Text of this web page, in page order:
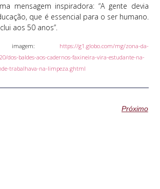
mensagem inspiradora: “A gente devia
que é essencial para o ser humano.
aos 50 anos”.
https://g1.globo.com/mg/zona-da-
dos-baldes-aos-cadernos-faxineira-vira-estudante-na-
trabalhava-na-limpeza.ghtml
Próximo